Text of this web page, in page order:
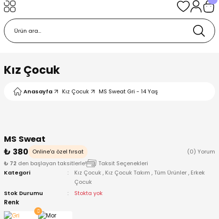
Kız Çocuk
Anasayfa Kız Çocuk MS Sweat Gri - 14 Yaş
MS Sweat
₺ 380
Online'a özel fırsat
(0) Yorum
₺ 72 den başlayan taksitlerle!
Taksit Seçenekleri
Kategori
Kız Çocuk , Kız Çocuk Takım ,Tüm Ürünler , Erkek
Çocuk
Stok Durumu
Stokta yok
Renk
Body
Bere ve Eldiven
Body
ve Patik
Çıkışı ve Zıbın Seti
Ürünleri